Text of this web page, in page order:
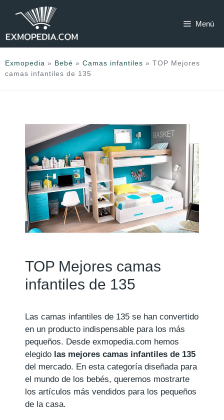
Menú
Exmopedia » Bebé » Camas infantiles » TOP Mejores
camas infantiles de 135
TOP Mejores camas
infantiles de 135
Las camas infantiles de 135 se han convertido
en un producto indispensable para los más
pequeños. Desde exmopedia.com hemos
elegido las mejores camas infantiles de 135
del mercado. En esta categoría diseñada para
el mundo de los bebés, queremos mostrarte
los artículos más vendidos para los pequeños
de la casa.